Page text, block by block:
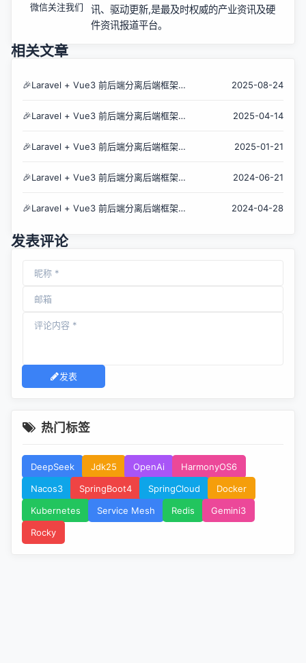
微信关注我们
讯、驱动更新,是最及时权威的产业资讯及硬
件资讯报道平台。
相关文章
🎉Laravel + Vue3 前后端分离后端框架
2025-08-24
🎉Laravel + Vue3 前后端分离后端框架
2025-04-14
🎉Laravel + Vue3 前后端分离后端框架
2025-01-21
🎉Laravel + Vue3 前后端分离后端框架
2024-06-21
🎉Laravel + Vue3 前后端分离后端框架
2024-04-28
发表评论
发表
热门标签
DeepSeek Jdk25 OpenAi
HarmonyOS6
Nacos3
SpringBoot4 SpringCloud
Docker
Kubernetes
Service Mesh Redis
Gemini3
Rocky